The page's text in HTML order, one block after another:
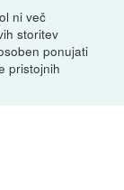
ni več
storitev
ponujati
pristojnih